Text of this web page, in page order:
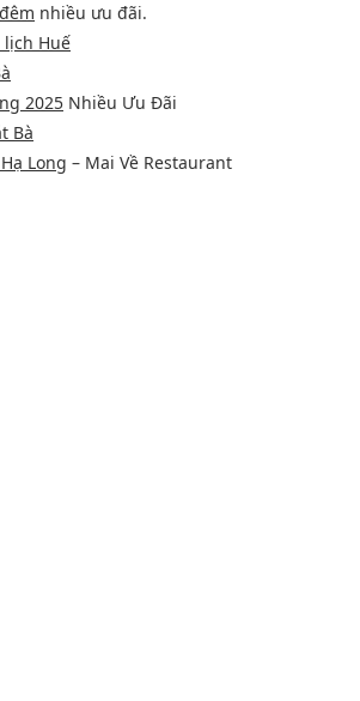
nhiều ưu đãi.
Huế
2025 Nhiều Ưu Đãi
Bà
Long – Mai Về Restaurant